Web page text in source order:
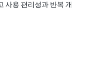
사용 편리성과 반복 개